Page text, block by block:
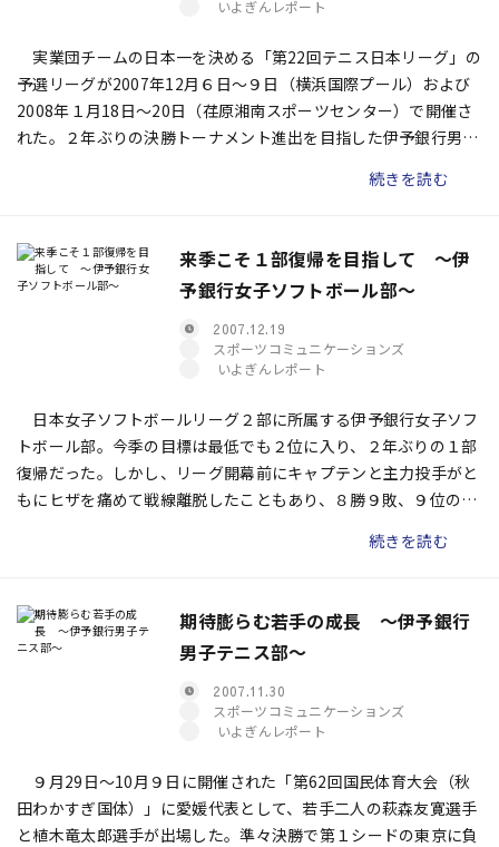
いよぎんレポート
実業団チームの日本一を決める「第22回テニス日本リーグ」の
予選リーグが2007年12月６日〜９日（横浜国際プール）および
2008年１月18日〜20日（荏原湘南スポーツセンター）で開催さ
れた。２年ぶりの決勝トーナメント進出を目指した伊予銀行男子
で目標達成には及ばなかった。 しかし、選手たちは精一杯戦
っただろう。果たして、伊予銀行にとってどのような大会となっ
たのか。大会期間中、選手を鼓舞し、支え続けた横井晃一監督に
訊いた。
続きを読む
来季こそ１部復帰を目指して 〜伊
予銀行女子ソフトボール部〜
2007.12.19
スポーツコミュニケーションズ
いよぎんレポート
日本女子ソフトボールリーグ２部に所属する伊予銀行女子ソフ
トボール部。今季の目標は最低でも２位に入り、２年ぶりの１部
復帰だった。しかし、リーグ開幕前にキャプテンと主力投手がと
もにヒザを痛めて戦線離脱したこともあり、８勝９敗、９位の成
が必要なのか。後半戦を振り返りながら、チームの課題について
続きを読む
期待膨らむ若手の成長 〜伊予銀行
男子テニス部〜
2007.11.30
スポーツコミュニケーションズ
いよぎんレポート
９月29日〜10月９日に開催された「第62回国民体育大会（秋
田わかすぎ国体）」に愛媛代表として、若手二人の萩森友寛選手
と植木竜太郎選手が出場した。準々決勝で第１シードの東京に負